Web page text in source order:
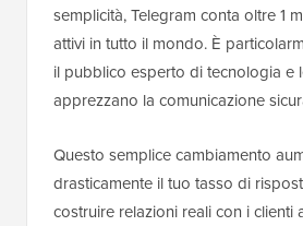
semplicità, Telegram conta oltre 1
attivi in tutto il mondo. È
il pubblico esperto di tecnologia e
apprezzano la comunicazione
Questo semplice cambiamento
drasticamente il tuo tasso di
costruire relazioni reali con i clienti